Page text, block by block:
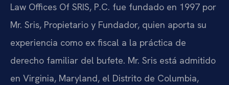
Law Offices Of SRIS, P.C. fue fundado en 1997 por
Mr. Sris, Propietario y Fundador, quien aporta su
experiencia como ex fiscal a la práctica de
derecho familiar del bufete. Mr. Sris está admitido
en Virginia, Maryland, el Distrito de Columbia,